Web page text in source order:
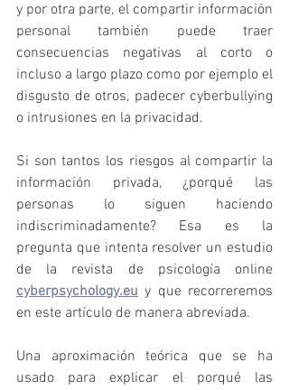
y por otra parte, el compartir información
personal también puede traer
consecuencias negativas al corto o
incluso a largo plazo como por ejemplo el
disgusto de otros, padecer cyberbullying
o intrusiones en la privacidad.
Si son tantos los riesgos al compartir la
información privada, ¿porqué las
personas lo siguen haciendo
indiscriminadamente? Esa es la
pregunta que intenta resolver un estudio
cyberpsychology.eu y que recorreremos
en este artículo de manera abreviada.
Una aproximación teórica que se ha
usado para explicar el porqué las